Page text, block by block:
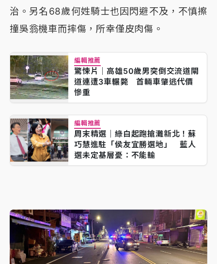
治。另名68歲何姓騎士也因閃避不及，不慎擦
撞吳翁機車而摔傷，所幸僅皮肉傷。
編輯推薦
驚悚片｜高雄50歲男突倒交流道閘
道連遭3車輾斃 首輛車肇逃代價
慘重
編輯推薦
周末精選｜綠白起跑搶灘新北！蘇
巧慧進駐「侯友宜勝選地」 藍人
選未定基層憂：不能輸